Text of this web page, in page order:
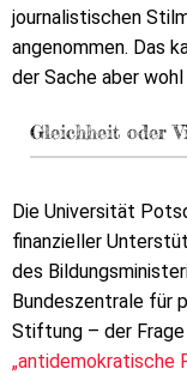
journalistischen
angenommen. Das
der Sache aber
Gleichheit oder
Die Universität
finanzieller
des
Bundeszentrale für
Stiftung – der Frage
„antidemokratische